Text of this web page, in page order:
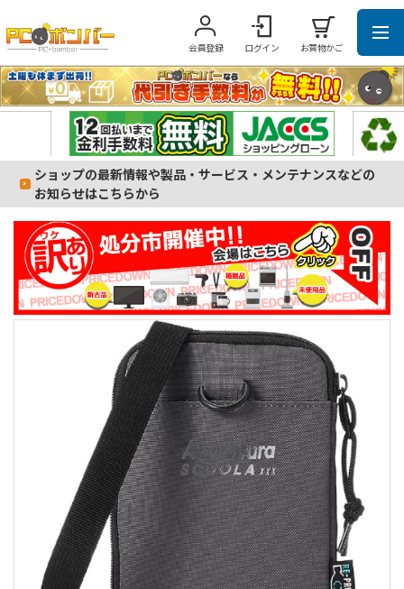
会員登録 ログイン お買物かご
ショップの最新情報や製品・サービス・メンテナンスなどの
お知らせはこちらから